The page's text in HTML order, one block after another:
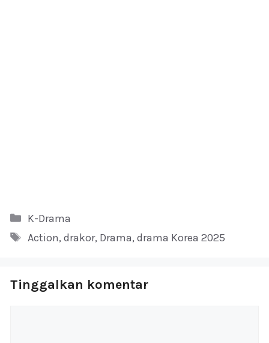
Kategori
K-Drama
Tag
Action, drakor, Drama, drama Korea 2025
Tinggalkan komentar